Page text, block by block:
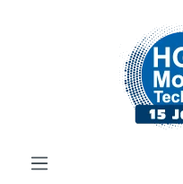
Zum Hauptinhalt springen